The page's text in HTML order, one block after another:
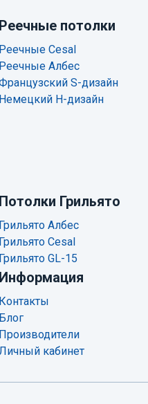
Реечные потолки
Реечные Cesal
Реечные Албес
S-дизайн
Немецкий H-дизайн
Потолки Грильято
Грильято Албес
Грильято Cesal
Грильято GL-15
Информация
Контакты
Блог
Производители
кабинет